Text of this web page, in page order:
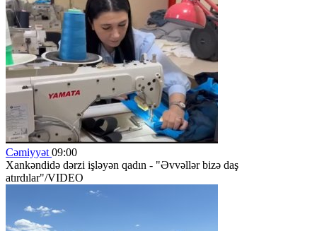
Cəmiyyət 09:00
Xankəndidə dərzi işləyən qadın - "Əvvəllər bizə daş
atırdılar"/VIDEO